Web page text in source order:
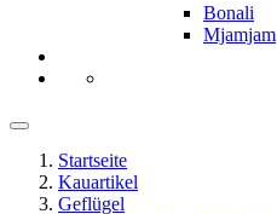
Bonali
Mjamjam
Startseite
Kauartikel
Geflügel